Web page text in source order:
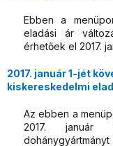
Ebben a
eladási ár
érhetőek el 2017.
2017. január 1-jét
kiskereskedelmi
Az ebben a
2017. január